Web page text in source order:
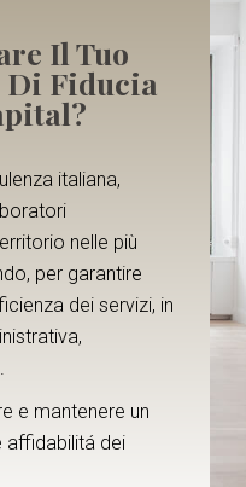
Il Tuo
Di Fiducia
italiana,
nelle più
, per garantire
dei servizi, in
e mantenere un
affidabilitá dei